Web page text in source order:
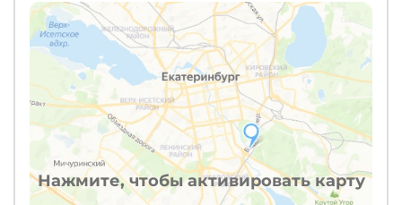
Нажмите, чтобы активировать карту